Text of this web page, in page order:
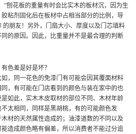
”刨花板的重量有时会比实木的板材沉，因为生
粘剂固化后在板材中占相当部分的比例，导
的朋友！另外，门扇大小、厚度以及门芯填料
的原因。因此，比重量并不是最合理的判断
色差是好是坏？
，同一花色的免漆门有可能会因其覆面材料
，有可能在门店看到的颜色与装在家中的也
如此，实木木皮取材的部位不同、木材年龄
太相同，同样是黑胡桃，有的可能颜色发
材的天然属性造成的；油漆道数的不同以及
造成颜色略有偏差，所以消费者不能过分追